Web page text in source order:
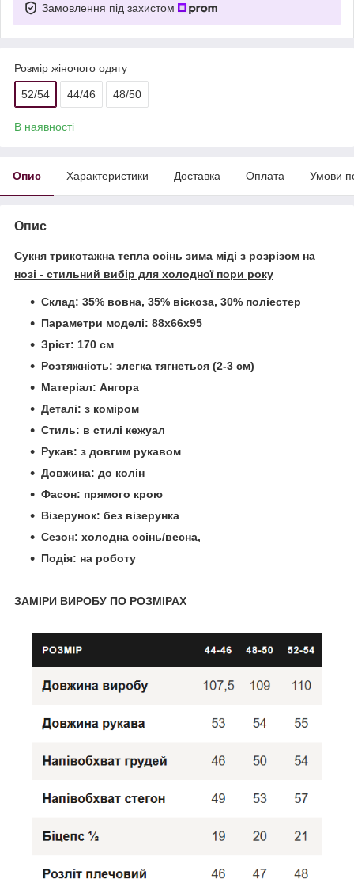
Замовлення під захистом
Розмір жіночого одягу
52/54 44/46 48/50
В наявності
Опис Характеристики Доставка Оплата Умови
Опис
Сукня трикотажна тепла осінь зима міді з розрізом на
нозі - стильний вибір для холодної пори року
Склад: 35% вовна, 35% віскоза, 30% поліестер
Параметри моделі: 88х66х95
Зріст: 170 см
Розтяжність: злегка тягнеться (2-3 см)
Матеріал: Ангора
Деталі: з коміром
Стиль: в стилі кежуал
Рукав: з довгим рукавом
Довжина: до колін
Фасон: прямого крою
Візерунок: без візерунка
Сезон: холодна осінь/весна,
Подія: на роботу
ЗАМІРИ ВИРОБУ ПО РОЗМІРАХ